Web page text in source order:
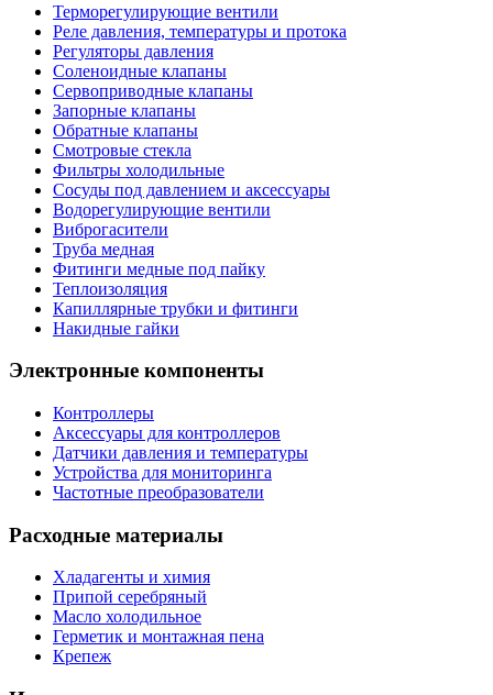
Терморегулирующие вентили
Реле давления, температуры и протока
Регуляторы давления
Соленоидные клапаны
Сервоприводные клапаны
Запорные клапаны
Обратные клапаны
Смотровые стекла
Фильтры холодильные
Сосуды под давлением и аксессуары
Водорегулирующие вентили
Виброгасители
Труба медная
Фитинги медные под пайку
Теплоизоляция
Капиллярные трубки и фитинги
Накидные гайки
Электронные компоненты
Контроллеры
Аксессуары для контроллеров
Датчики давления и температуры
Устройства для мониторинга
Частотные преобразователи
Расходные материалы
Хладагенты и химия
Припой серебряный
Масло холодильное
Герметик и монтажная пена
Крепеж